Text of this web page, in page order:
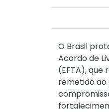
O Brasil
Acordo de
(EFTA), que
remetido ao